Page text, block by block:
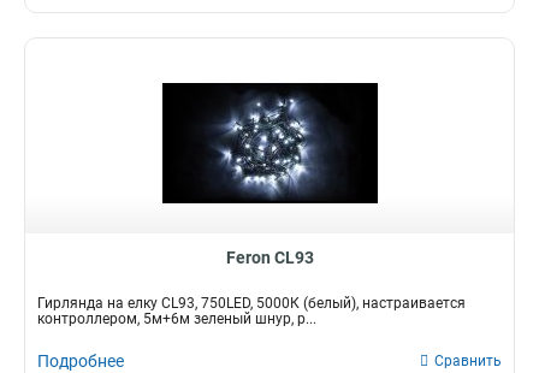
Feron CL93
Гирлянда на елку CL93, 750LED, 5000К (белый), настраивается
контроллером, 5м+6м зеленый шнур, р...
Подробнее Сравнить